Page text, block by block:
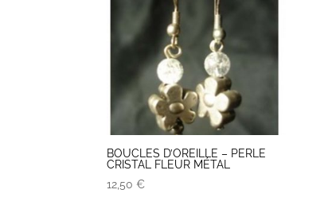
BOUCLES D’OREILLE – PERLE
CRISTAL FLEUR MÉTAL
12,50€